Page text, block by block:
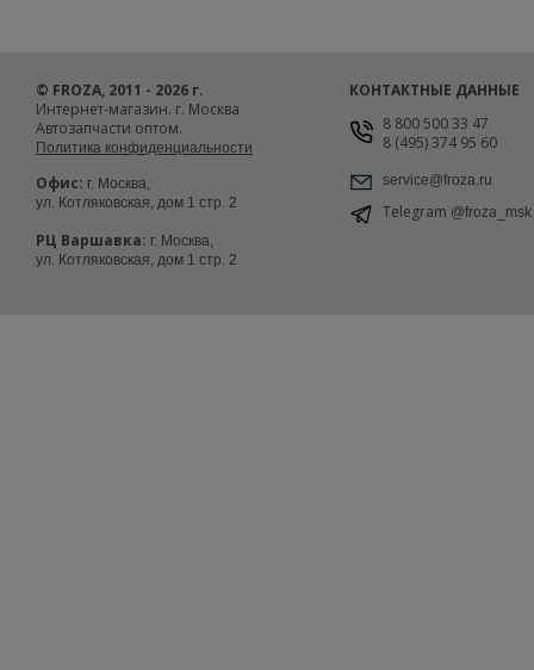
© FROZA, 2011 - 2026 г.
Интернет-магазин. г. Москва
Автозапчасти оптом.
Политика конфиденциальности
Офис: г. Москва,
ул. Котляковская, дом 1 стр. 2
РЦ Варшавка: г. Москва,
ул. Котляковская, дом 1 стр. 2
КОНТАКТНЫЕ ДАННЫЕ
8 800 500 33 47
8 (495) 374 95 60
service@froza.ru
Telegram @froza_msk